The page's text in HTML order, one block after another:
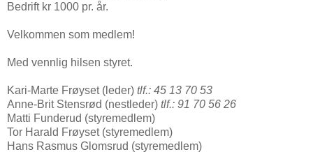
Bedrift kr 1000 pr. år.
Velkommen som medlem!
Med vennlig hilsen styret.
Kari-Marte Frøyset (leder) tlf.: 45 13 70 53
Anne-Brit Stensrød (nestleder) tlf.: 91 70 56 26
Matti Funderud (styremedlem)
Tor Harald Frøyset (styremedlem)
Hans Rasmus Glomsrud (styremedlem)